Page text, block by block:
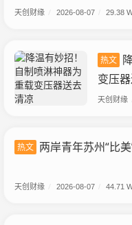
天创财缘 2026-08-07 29.38
热文
变压
天创财缘
热文 两岸青年苏州“比
天创财缘 2026-08-07 44.71